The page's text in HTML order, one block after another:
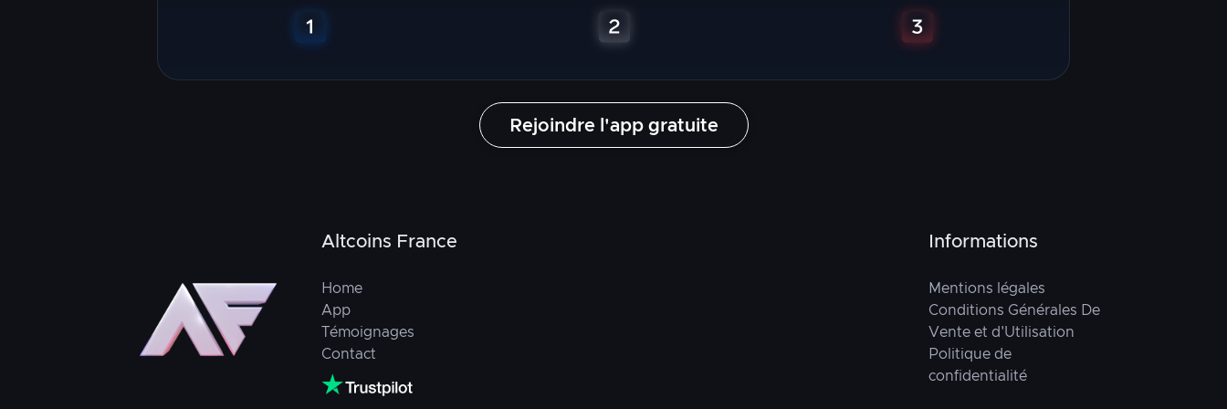
Rejoindre l'app gratuite
Altcoins France
Home
App
Témoignages
Contact
Informations
Mentions légales
Conditions Générales De
Vente et d'Utilisation
Politique de
confidentialité